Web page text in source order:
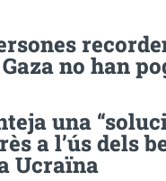
no han
una
a l’ús dels
Ucraïna